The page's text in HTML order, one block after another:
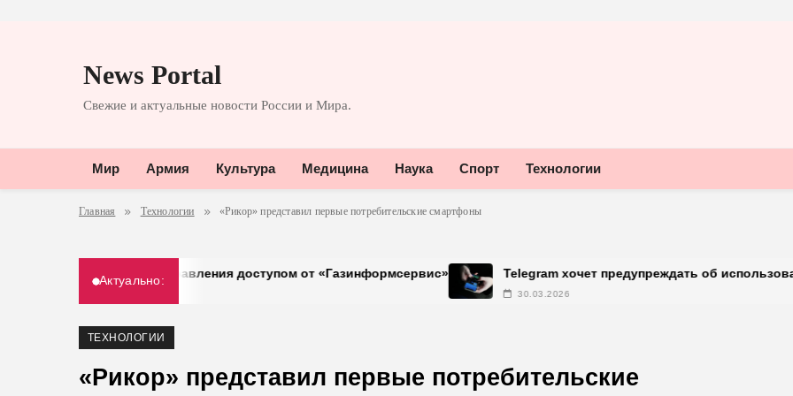
News Portal
Свежие и актуальные новости России и Мира.
Мир Армия Культура Медицина Наука Спорт Технологии
Главная Технологии «Рикор» представил первые потребительские смартфоны
Актуально:
на систему управления доступом от «Газинформсервис» Telegram хочет предупреждать об использовании
30.03.2026
ТЕХНОЛОГИИ
«Рикор» представил первые потребительские